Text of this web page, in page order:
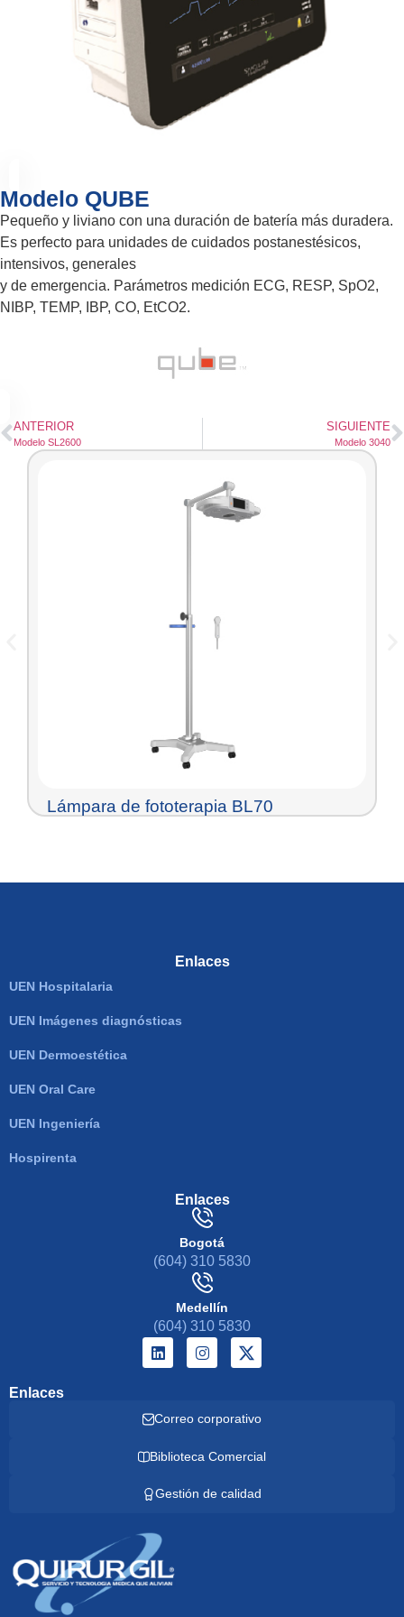
Modelo QUBE
Pequeño y liviano con una duración de batería más duradera.
Es perfecto para unidades de cuidados postanestésicos,
intensivos, generales
y de emergencia. Parámetros medición ECG, RESP, SpO2,
NIBP, TEMP, IBP, CO, EtCO2.
ANTERIOR
Modelo SL2600
SIGUIENTE
Modelo 3040
Lámpara de fototerapia BL70
Enlaces
UEN Hospitalaria
UEN Imágenes diagnósticas
UEN Dermoestética
UEN Oral Care
UEN Ingeniería
Hospirenta
Enlaces
Bogotá
(604) 310 5830
Medellín
(604) 310 5830
Enlaces
Correo corporativo
Biblioteca Comercial
Gestión de calidad